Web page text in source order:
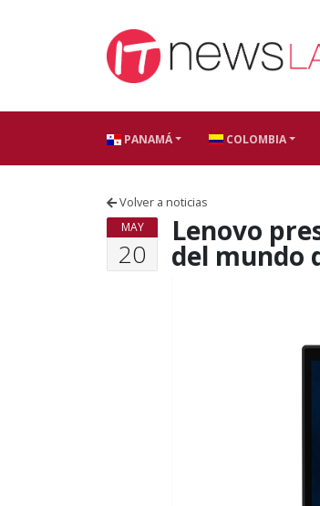
PANAMÁ COLOMBIA
Volver a noticias
MAY
20
Lenovo
del mundo